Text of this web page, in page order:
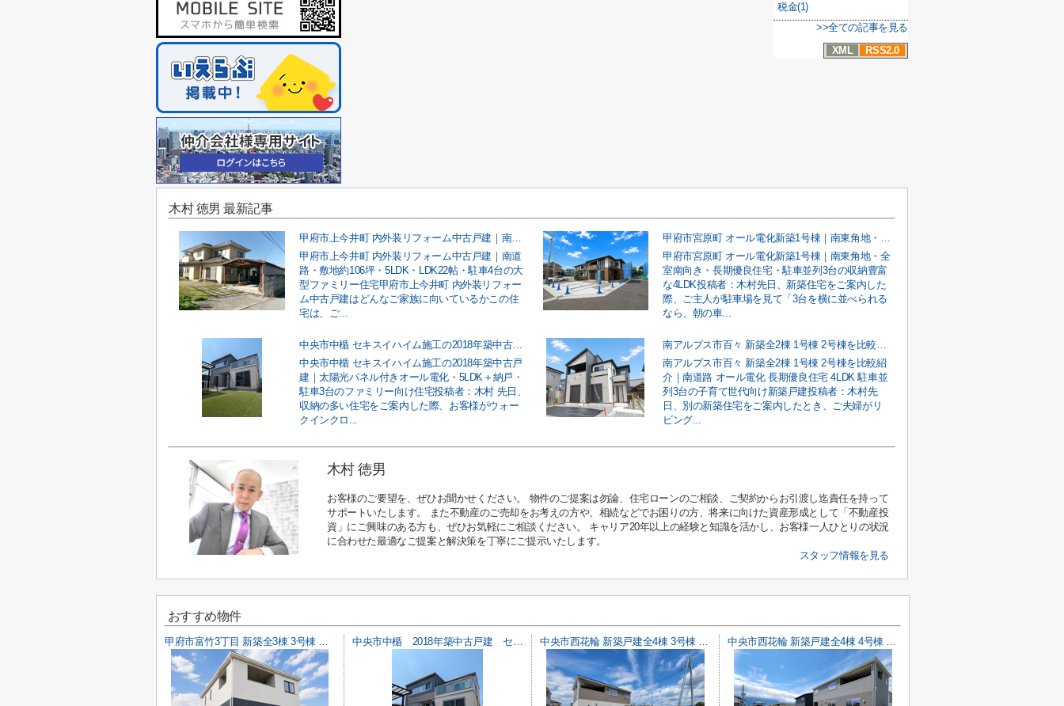
税金(1)
>>全ての記事を見る
XML
RSS2.0
木村 徳男 最新記事
甲府市上今井町 内外装リフォーム中古戸建｜南道路・敷地約106坪・5LDK・LDK22帖・駐車4台の大型ファミリー住宅
甲府市上今井町 内外装リフォーム中古戸建｜南道
路・敷地約106坪・5LDK・LDK22帖・駐車4台の大
型ファミリー住宅甲府市上今井町 内外装リフォー
ム中古戸建はどんなご家族に向いているかこの住
宅は、ご...
甲府市宮原町 オール電化新築1号棟｜南東角地・全室南向き・長期優良住宅・駐車並列3台の収納豊富な4LDK
甲府市宮原町 オール電化新築1号棟｜南東角地・全
室南向き・長期優良住宅・駐車並列3台の収納豊富
な4LDK投稿者：木村先日、新築住宅をご案内した
際、ご主人が駐車場を見て「3台を横に並べられる
なら、朝の車...
中央市中楯 セキスイハイム施工の2018年築中古戸建｜太陽光パネル付きオール電化・5LDK＋納戸・駐車3台のファミリー向け住宅
中央市中楯 セキスイハイム施工の2018年築中古戸
建｜太陽光パネル付きオール電化・5LDK＋納戸・
駐車3台のファミリー向け住宅投稿者：木村 先日、
収納の多い住宅をご案内した際、お客様がウォー
クインクロ...
南アルプス市百々 新築全2棟 1号棟 2号棟を比較紹介｜南道路 オール電化 長期優良住宅 4LDK 駐車並列3台の子育て世代向け新築戸建
南アルプス市百々 新築全2棟 1号棟 2号棟を比較紹
介｜南道路 オール電化 長期優良住宅 4LDK 駐車並
列3台の子育て世代向け新築戸建投稿者：木村先
日、別の新築住宅をご案内したとき、ご夫婦がリ
ビング...
木村 徳男
お客様のご要望を、ぜひお聞かせください。 物件のご提案は勿論、住宅ローンのご相談、ご契約からお引渡し迄責任を持って
サポートいたします。 また不動産のご売却をお考えの方や、相続などでお困りの方、将来に向けた資産形成として「不動産投
資」にご興味のある方も、ぜひお気軽にご相談ください。 キャリア20年以上の経験と知識を活かし、お客様一人ひとりの状況
に合わせた最適なご提案と解決策を丁寧にご提示いたします。
スタッフ情報を見る
おすすめ物件